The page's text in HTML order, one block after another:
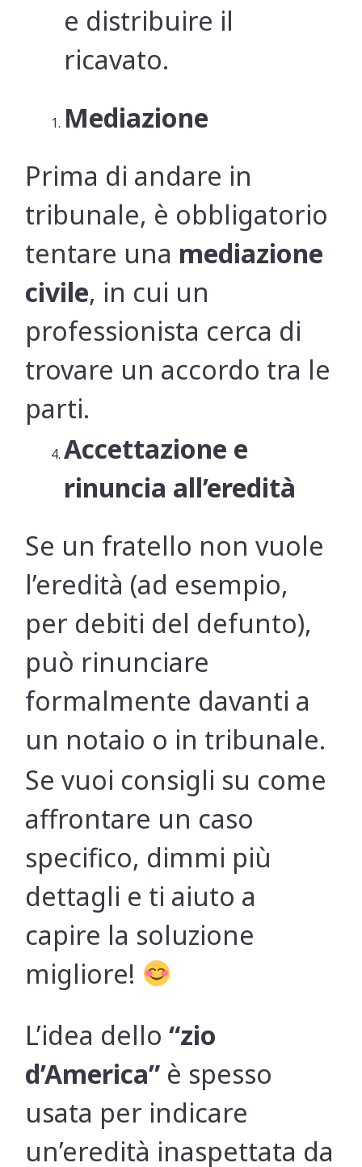
e distribuire il
ricavato.
Mediazione
Prima di andare in
tribunale, è obbligatorio
tentare una mediazione
civile, in cui un
professionista cerca di
trovare un accordo tra le
parti.
Accettazione e
rinuncia all’eredità
Se un fratello non vuole
l’eredità (ad esempio,
per debiti del defunto),
può rinunciare
formalmente davanti a
un notaio o in tribunale.
Se vuoi consigli su come
affrontare un caso
specifico, dimmi più
dettagli e ti aiuto a
capire la soluzione
migliore!
L’idea dello“zio
d’America” è spesso
usata per indicare
un’eredità inaspettata da